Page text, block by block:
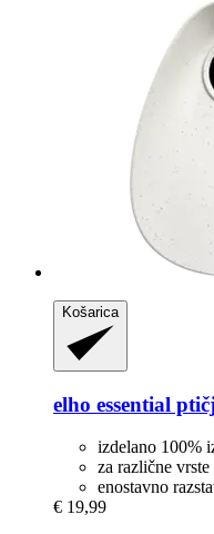
Košarica
elho essential
izdelano 100%
za različne
enostavno
€ 19,99